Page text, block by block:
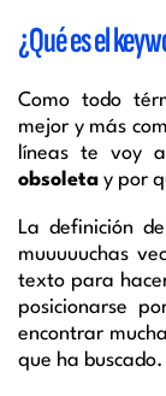
¿Qué es el
Como todo
mejor y más
líneas te voy
obsoleta y por
La definición de
muuuuuchas
texto para
posicionarse
encontrar
que ha buscado.